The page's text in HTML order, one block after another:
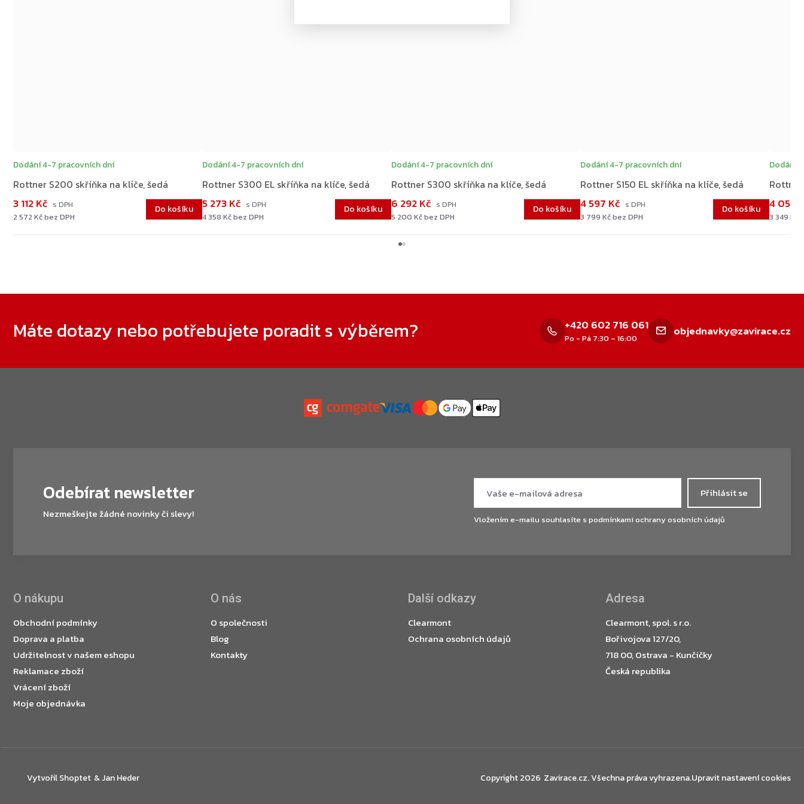
Rottner S200 skříňka na klíče, šedá
Dodání 4-7 pracovních dní
2 572 Kč bez DPH
3 112 Kč Do košíku
Rottner S300 EL skříňka na klíče, šedá
Dodání 4-7 pracovních dní
4 358 Kč bez DPH
5 273 Kč Do košíku
Rottner S300 skříňka na klíče, šedá
Dodání 4-7 pracovních dní
5 200 Kč bez DPH
6 292 Kč Do košíku
Rottner S150 EL skříňka na klíče, šedá
Dodání 4-7 pracovních dní
3 799 Kč bez DPH
4 597 Kč Do košíku
Dodání
3 349 Kč
4 052
Máte dotazy nebo potřebujete poradit s výběrem?
+420 602 716 061
Po - Pá 7:30 – 16:00 objednavky@zavirace.cz
Odebírat newsletter
Nezmeškejte žádné novinky či slevy!
Přihlásit se
Vložením e-mailu souhlasíte s podmínkami ochrany osobních údajů
O nákupu
Obchodní podmínky
Doprava a platba
Udržitelnost v našem eshopu
Reklamace zboží
Vrácení zboží
Moje objednávka
O nás
O společnosti
Blog
Kontakty
Další odkazy
Clearmont
Ochrana osobních údajů
Adresa
Clearmont, spol. s r.o.
Bořivojova 127/20,
718 00, Ostrava - Kunčičky
Česká republika
Vytvořil Shoptet Copyright 2026 Zavirace.cz. Všechna práva vyhrazena.Upravit nastavení cookies